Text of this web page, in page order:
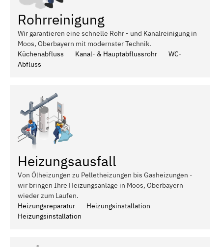
Rohrreinigung
Wir garantieren eine schnelle Rohr - und Kanalreinigung in
Moos, Oberbayern mit modernster Technik.
Küchenabfluss
Kanal- & Hauptabflussrohr
WC-
Abfluss
Heizungsausfall
Von Ölheizungen zu Pelletheizungen bis Gasheizungen -
wir bringen Ihre Heizungsanlage in Moos, Oberbayern
wieder zum Laufen.
Heizungsreparatur
Heizungsinstallation
Heizungsinstallation